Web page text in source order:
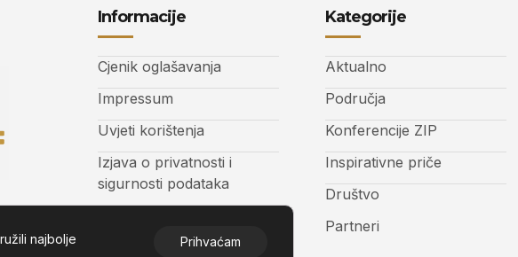
Informacije
Cjenik oglašavanja
Impressum
Uvjeti korištenja
Izjava o privatnosti i
sigurnosti podataka
Kategorije
Aktualno
Područja
Konferencije ZIP
Inspirativne priče
Društvo
Partneri
najbolje
Prihvaćam